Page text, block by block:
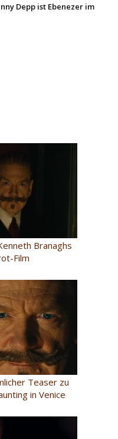
Depp ist Ebenezer im
Branaghs
Film
Teaser zu
in Venice